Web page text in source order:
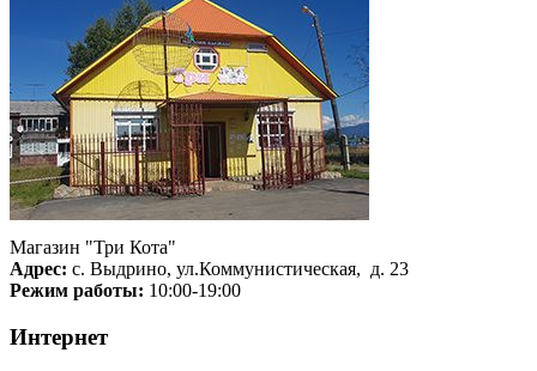
Магазин "Три Кота"
Адрес: с. Выдрино, ул.Коммунистическая, д. 23
Режим работы: 10:00-19:00
Интернет